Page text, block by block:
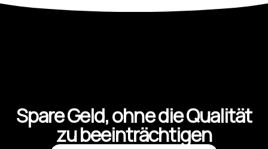
Spare Geld, ohne die Qualität
zu beeinträchtigen